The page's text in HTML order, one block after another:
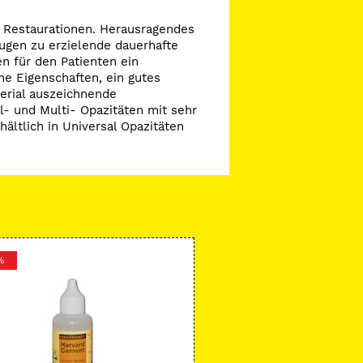
Herausragendes
zu erzielende dauerhafte
für den Patienten ein
Eigenschaften, ein gutes
auszeichnende
und Multi- Opazitäten mit sehr
in Universal Opazitäten